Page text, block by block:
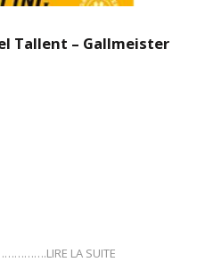
Tallent – Gallmeister
LA SUITE